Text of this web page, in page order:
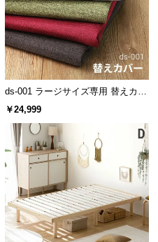
ds-001 ラージサイズ専用 替えカバ
ー
￥24,999